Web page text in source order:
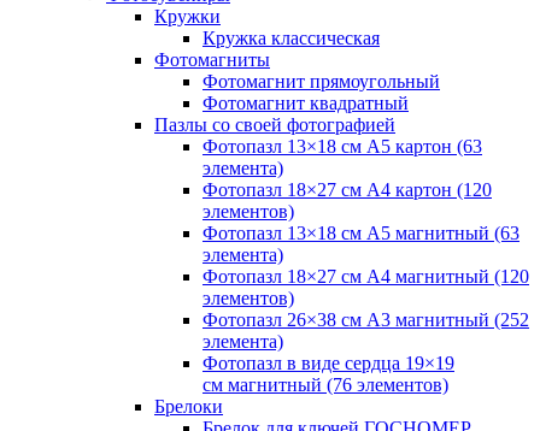
Кружки
Кружка классическая
Фотомагниты
Фотомагнит прямоугольный
Фотомагнит квадратный
Пазлы со своей фотографией
Фотопазл 13×18 см А5 картон (63
элемента)
Фотопазл 18×27 см А4 картон (120
элементов)
Фотопазл 13×18 см А5 магнитный (63
элемента)
Фотопазл 18×27 см А4 магнитный (120
элементов)
Фотопазл 26×38 см А3 магнитный (252
элемента)
Фотопазл в виде сердца 19×19
см магнитный (76 элементов)
Брелоки